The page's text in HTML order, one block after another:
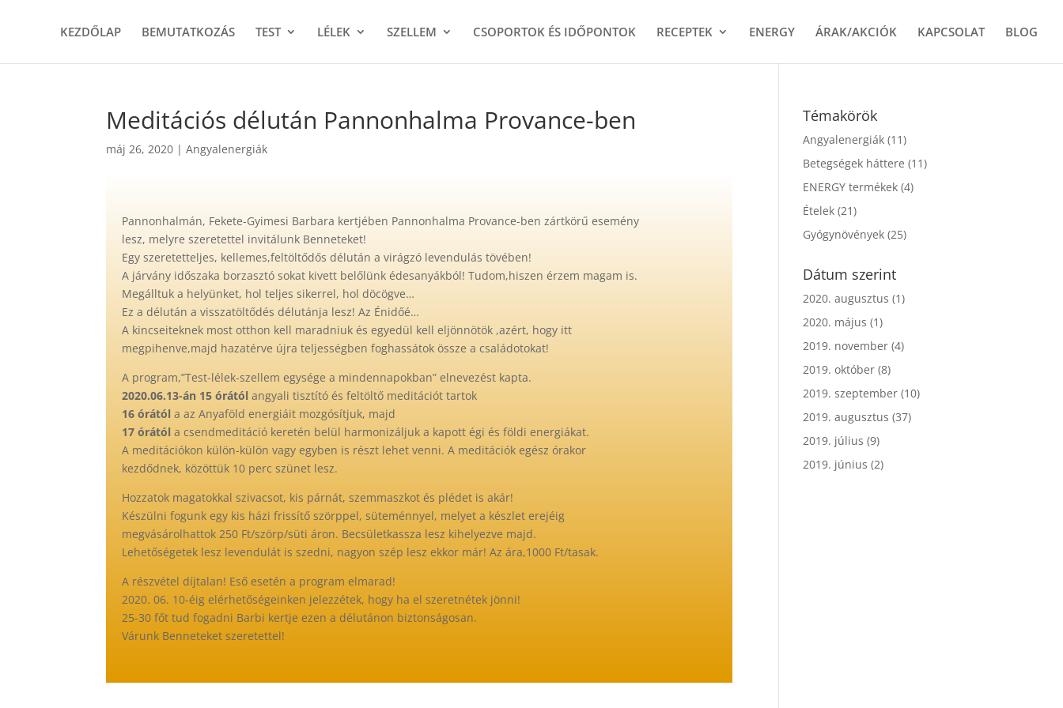
KEZDŐLAP BEMUTATKOZÁS TEST LÉLEK SZELLEM CSOPORTOK ÉS IDŐPONTOK RECEPTEK ENERGY ÁRAK/AKCIÓK KAPCSOLAT BLOG
Meditációs délután Pannonhalma Provance-ben
máj 26, 2020 |Angyalenergiák
Pannonhalmán, Fekete-Gyimesi Barbara kertjében Pannonhalma Provance-ben zártkörű esemény
lesz, melyre szeretettel invitálunk Benneteket!
Egy szeretetteljes, kellemes,feltöltődős délután a virágzó levendulás tövében!
A járvány időszaka borzasztó sokat kivett belőlünk édesanyákból! Tudom,hiszen érzem magam is.
Megálltuk a helyünket, hol teljes sikerrel, hol döcögve…
Ez a délután a visszatöltődés délutánja lesz! Az Énidőé…
A kincseiteknek most otthon kell maradniuk és egyedül kell eljönnötök ,azért, hogy itt
megpihenve,majd hazatérve újra teljességben foghassátok össze a családotokat!
A program,”Test-lélek-szellem egysége a mindennapokban” elnevezést kapta.
2020.06.13-án 15 órától angyali tisztító és feltöltő meditációt tartok
16 órától a az Anyaföld energiáit mozgósítjuk, majd
17 órától a csendmeditáció keretén belül harmonizáljuk a kapott égi és földi energiákat.
A meditációkon külön-külön vagy egyben is részt lehet venni. A meditációk egész órakor
kezdődnek, közöttük 10 perc szünet lesz.
Hozzatok magatokkal szivacsot, kis párnát, szemmaszkot és plédet is akár!
Készülni fogunk egy kis házi frissítő szörppel, süteménnyel, melyet a készlet erejéig
megvásárolhattok 250 Ft/szörp/süti áron. Becsületkassza lesz kihelyezve majd.
Lehetőségetek lesz levendulát is szedni, nagyon szép lesz ekkor már! Az ára,1000 Ft/tasak.
A részvétel díjtalan! Eső esetén a program elmarad!
2020. 06. 10-éig elérhetőségeinken jelezzétek, hogy ha el szeretnétek jönni!
25-30 főt tud fogadni Barbi kertje ezen a délutánon biztonságosan.
Várunk Benneteket szeretettel!
Témakörök
Angyalenergiák (11)
Betegségek háttere (11)
ENERGY termékek (4)
Ételek (21)
Gyógynövények (25)
Dátum szerint
2020. augusztus (1)
2020. május (1)
2019. november (4)
2019. október (8)
2019. szeptember (10)
2019. augusztus (37)
2019. július (9)
2019. június (2)